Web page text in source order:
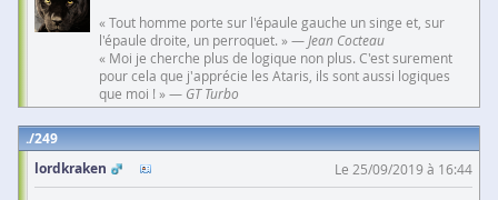
« Tout homme porte sur l'épaule gauche un singe et, sur
l'épaule droite, un perroquet. » — Jean Cocteau
« Moi je cherche plus de logique non plus. C'est surement
pour cela que j'apprécie les Ataris, ils sont aussi logiques
que moi ! » — GT Turbo
249
lordkraken
Le 25/09/2019 à 16:44